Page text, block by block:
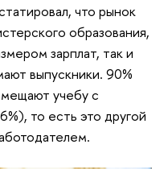
что рынок
образования,
зарплат, так и
выпускники. 90%
учебу с
то есть это другой